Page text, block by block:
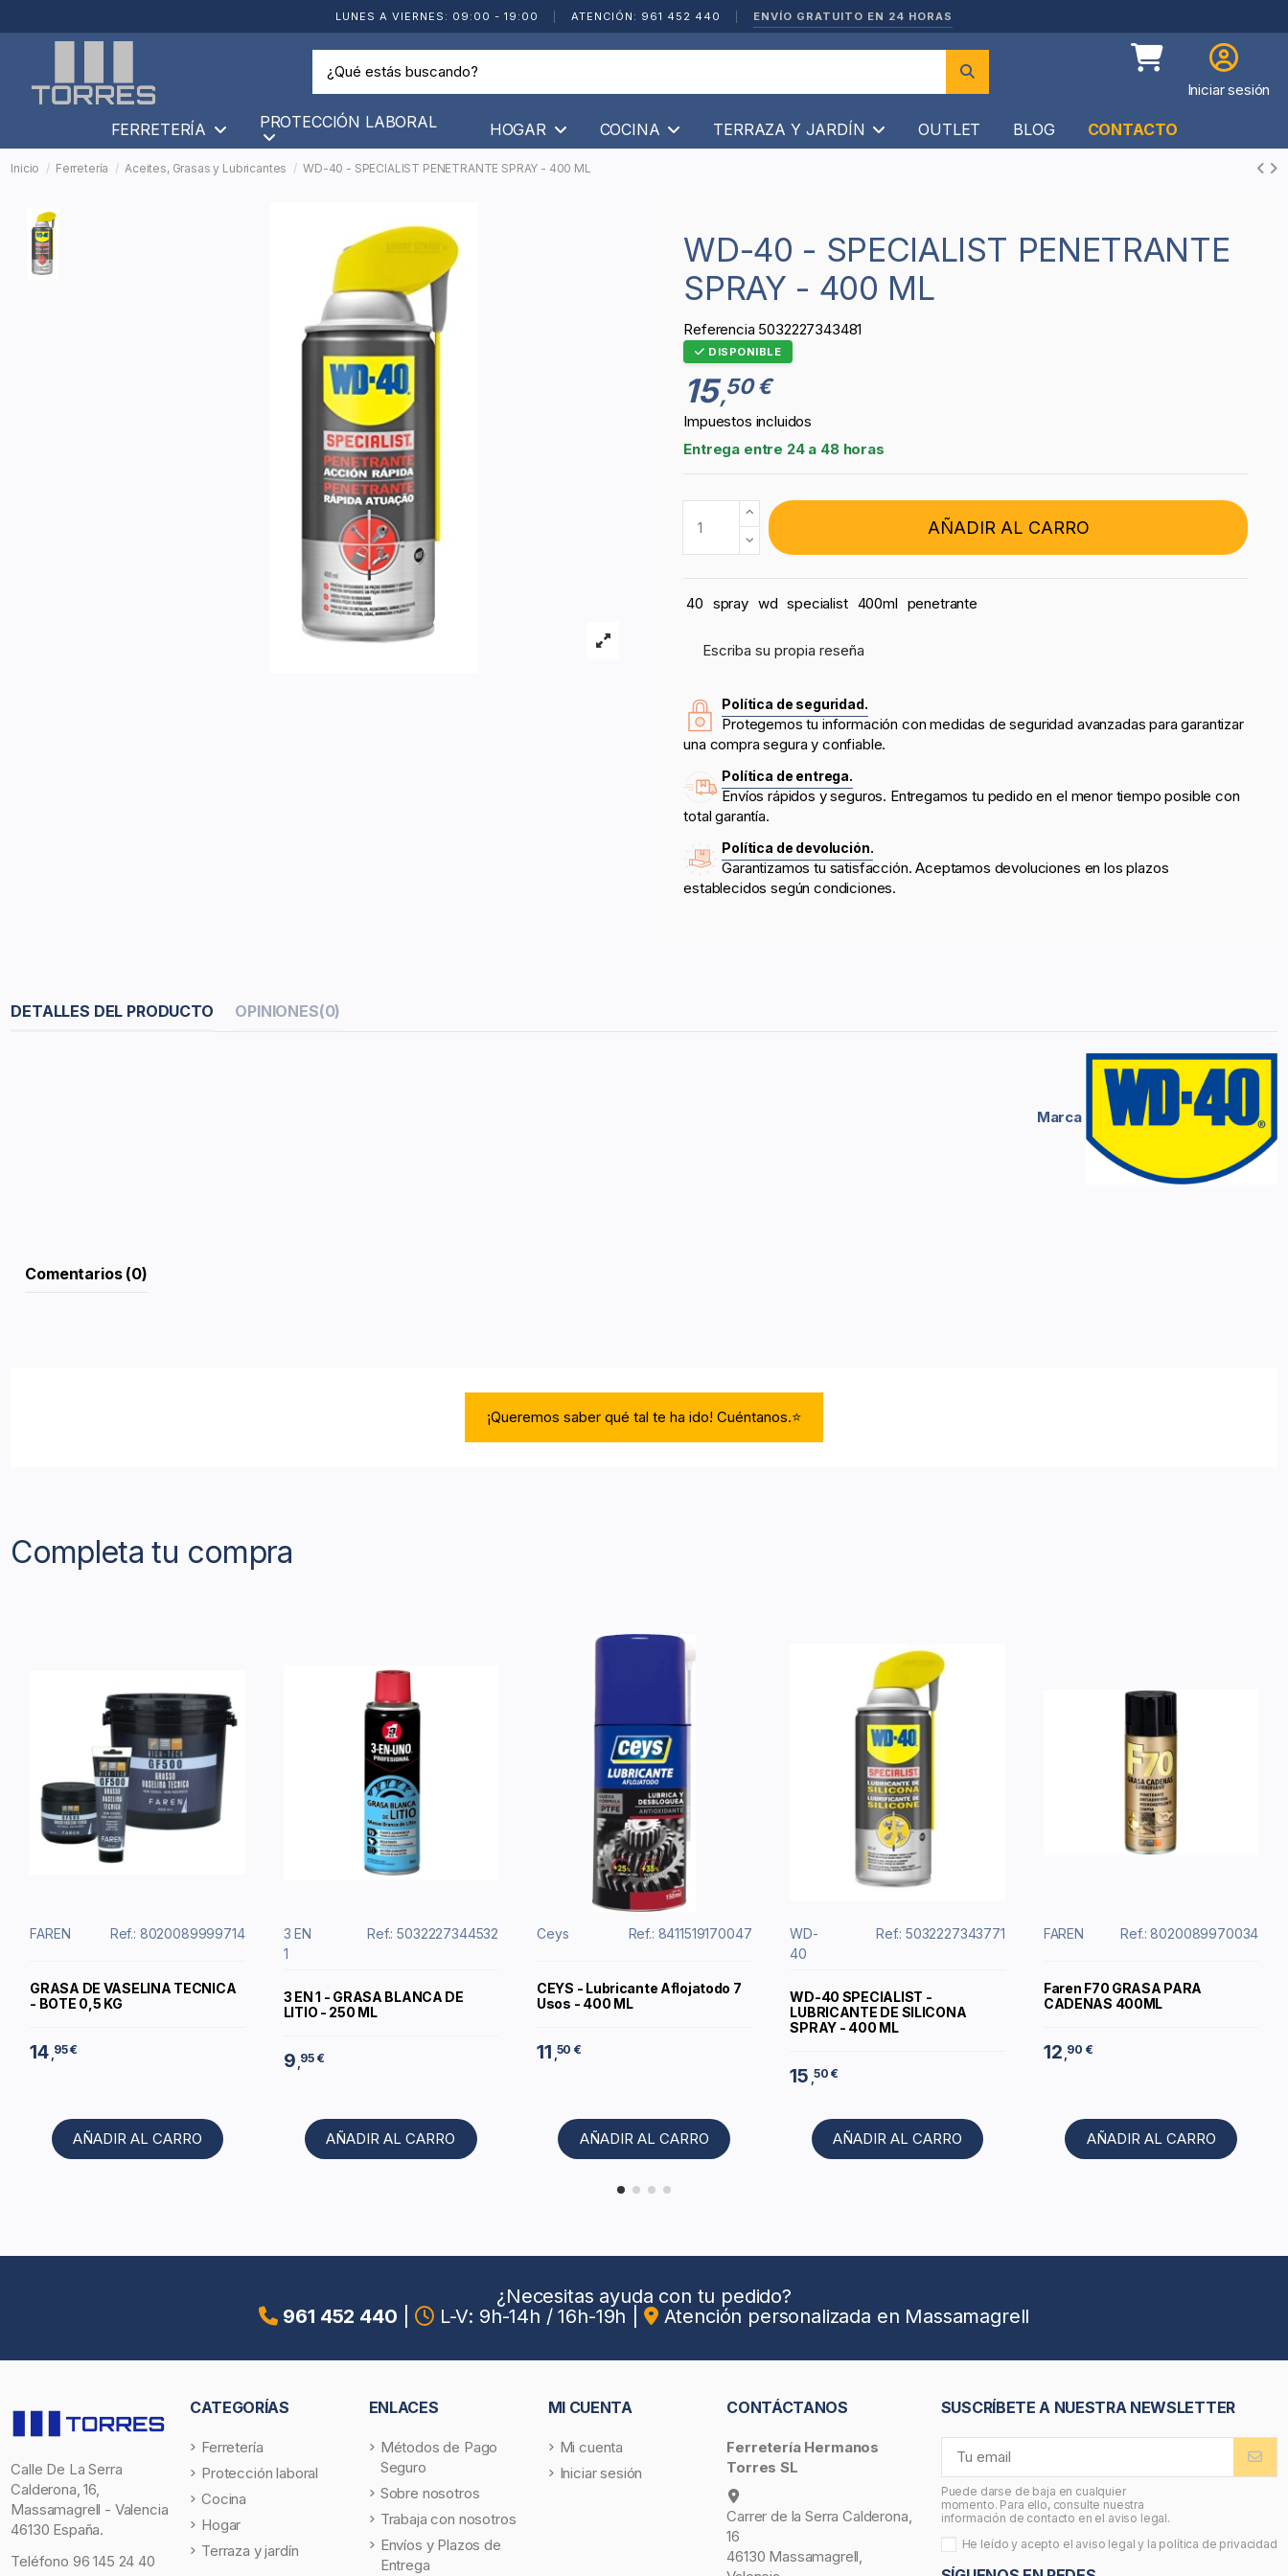
LUNES A VIERNES: 09:00 - 19:00 ATENCIÓN: 961 452 440 ENVÍO GRATUITO EN 24 HORAS
Iniciar sesión
FERRETERÍA PROTECCIÓN LABORAL HOGAR COCINA TERRAZA Y JARDÍN OUTLET BLOG CONTACTO
Inicio Ferretería Aceites, Grasas y Lubricantes WD-40 - SPECIALIST PENETRANTE SPRAY - 400 ML
WD-40 - SPECIALIST PENETRANTE
SPRAY - 400 ML
Referencia 5032227343481
DISPONIBLE
15,50 €
Impuestos incluidos
Entrega entre 24 a 48 horas
AÑADIR AL CARRO
40 spray wd specialist 400ml penetrante
Escriba su propia reseña
Política de seguridad.
Protegemos tu información con medidas de seguridad avanzadas para garantizar
una compra segura y confiable.
Política de entrega.
Envíos rápidos y seguros. Entregamos tu pedido en el menor tiempo posible con
total garantía.
Política de devolución.
Garantizamos tu satisfacción. Aceptamos devoluciones en los plazos
establecidos según condiciones.
DETALLES DEL PRODUCTO OPINIONES(0)
Marca
Comentarios (0)
¡Queremos saber qué tal te ha ido! Cuéntanos.⭐
Completa tu compra
FAREN Ref.: 8020089999714
GRASA DE VASELINA TECNICA
- BOTE 0,5 KG
14 ,95 €
AÑADIR AL CARRO
3 EN
1
Ref.: 5032227344532
3 EN 1 - GRASA BLANCA DE
LITIO - 250 ML
9 ,95 €
AÑADIR AL CARRO
Ceys Ref.: 8411519170047
CEYS - Lubricante Aflojatodo 7
Usos - 400 ML
11 ,50 €
AÑADIR AL CARRO
WD-
40
Ref.: 5032227343771
WD-40 SPECIALIST -
LUBRICANTE DE SILICONA
SPRAY - 400 ML
15 ,50 €
AÑADIR AL CARRO
FAREN Ref.: 8020089970034
Faren F70 GRASA PARA
CADENAS 400ML
12 ,90 €
AÑADIR AL CARRO
¿Necesitas ayuda con tu pedido?
961 452 440
L-V: 9h-14h / 16h-19h Atención personalizada en Massamagrell
Calle De La Serra
Calderona, 16,
Massamagrell - Valencia
46130 España.
Teléfono 96 145 24 40
CATEGORÍAS
Ferretería
Protección laboral
Cocina
Hogar
Terraza y jardín
ENLACES
Métodos de Pago
Seguro
Sobre nosotros
Trabaja con nosotros
Envíos y Plazos de
Entrega
MI CUENTA
Mi cuenta
Iniciar sesión
CONTÁCTANOS
Ferretería Hermanos
Torres SL
Carrer de la Serra Calderona,
16
46130 Massamagrell,
SUSCRÍBETE A NUESTRA NEWSLETTER
Puede darse de baja en cualquier
momento. Para ello, consulte nuestra
información de contacto en el aviso legal.
He leído y acepto el aviso legal y la política de privacidad